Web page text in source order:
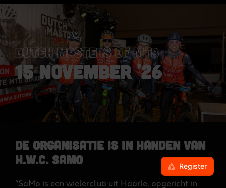
DUTCH MASTERS OF MTB
15 NOVEMBER '26
De organisatie is in handen van
H.W.C. SaMo
“SaMo is een wielerclub uit Haarle, opgericht in